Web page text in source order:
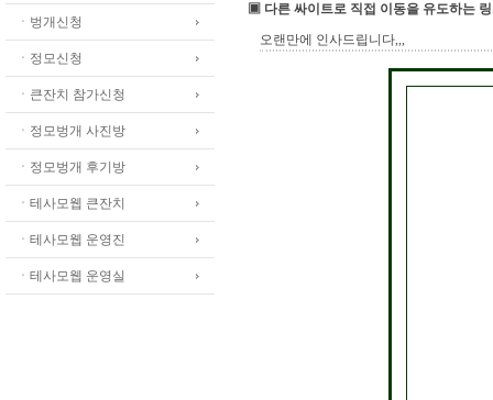
ㆍ벙개신청
ㆍ정모신청
ㆍ큰잔치 참가신청
ㆍ정모벙개 사진방
ㆍ정모벙개 후기방
ㆍ테사모웹 큰잔치
ㆍ테사모웹 운영진
ㆍ테사모웹 운영실
▣ 다른 싸이트로 직접 이동을 유도하는
오랜만에 인사드립니다,,,